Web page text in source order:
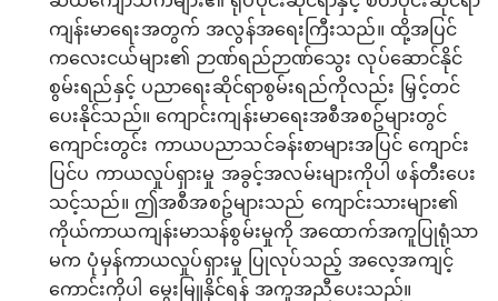
ကျန်းမာရေးအတွက် အလွန်အရေးကြီးသည်။ ထို့အပြင်
ကလေးငယ်များ၏ ဉာဏ်ရည်ဉာဏ်သွေး လုပ်ဆောင်နိုင်
စွမ်းရည်နှင့် ပညာရေးဆိုင်ရာစွမ်းရည်ကိုလည်း မြှင့်တင်
ပေးနိုင်‌သည်။ ကျောင်းကျန်းမာရေးအစီအစဥ်များတွင်
ကျောင်းတွင်း ကာယပညာသင်ခန်းစာများအပြင် ကျောင်း
ပြင်ပ ကာယလှုပ်ရှားမှု အခွင့်အလမ်းများကိုပါ ဖန်တီးပေး
သင့်သည်။ ဤအစီအစဥ်များသည် ကျောင်းသားများ၏
ကိုယ်ကာယကျန်းမာသန်စွမ်းမှုကို အထောက်အကူပြုရုံသာ
မက ပုံမှန်ကာယလှုပ်ရှားမှု ပြုလုပ်သည့် အလေ့အကျင့်
ကောင်းကိုပါ မွေးမြူနိုင်ရန် အကူအညီပေးသည်။